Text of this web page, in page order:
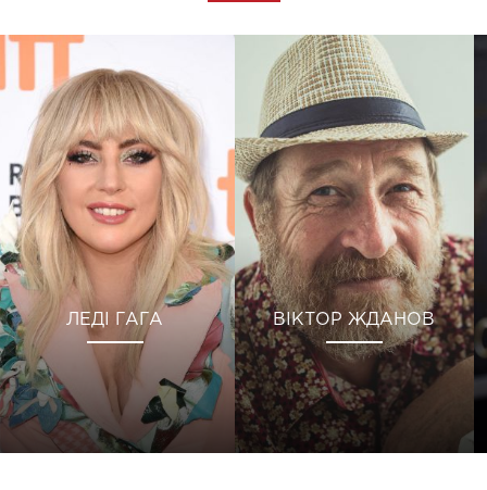
ЛЕДІ ГАГА ВІКТОР ЖДАНОВ